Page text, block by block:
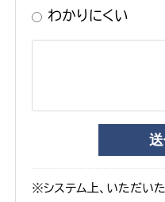
わかりにくい
※システム上、いただい